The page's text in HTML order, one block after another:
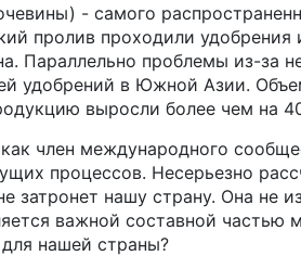
- самого
пролив проходили удобрения
Параллельно проблемы из-за
удобрений в Южной Азии.
выросли более чем на
член международного
процессов. Несерьезно
затронет нашу страну. Она не
важной составной частью
нашей страны?